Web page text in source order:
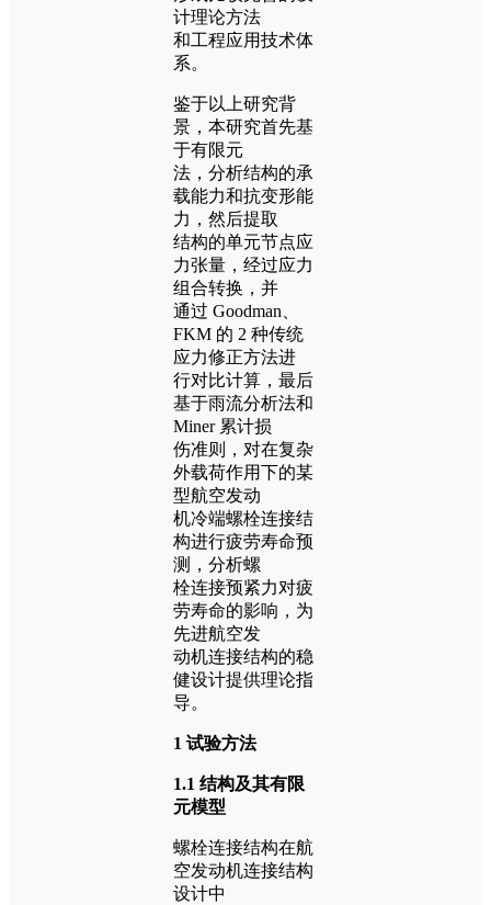
计理论方法
和工程应用技术体
系。
鉴于以上研究背
景，本研究首先基
于有限元
法，分析结构的承
载能力和抗变形能
力，然后提取
结构的单元节点应
力张量，经过应力
组合转换，并
通过 Goodman、
FKM 的 2 种传统
应力修正方法进
行对比计算，最后
基于雨流分析法和
Miner 累计损
伤准则，对在复杂
外载荷作用下的某
型航空发动
机冷端螺栓连接结
构进行疲劳寿命预
测，分析螺
栓连接预紧力对疲
劳寿命的影响，为
先进航空发
动机连接结构的稳
健设计提供理论指
导。
1 试验方法
1.1 结构及其有限
元模型
螺栓连接结构在航
空发动机连接结构
设计中